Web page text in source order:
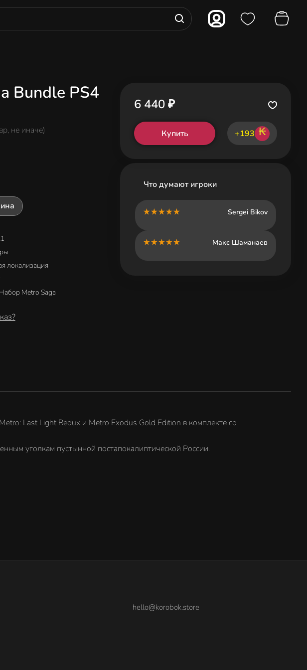
Bundle PS4
не иначе)
локализация
Набор Metro Saga
6 440 ₽
Купить +193 ₭
Что думают игроки
Sergei Bikov
Макс Шаманаев
Last Light Redux и Metro Exodus Gold Edition в комплекте со
уголкам пустынной постапокалиптической России.
hello@korobok.store